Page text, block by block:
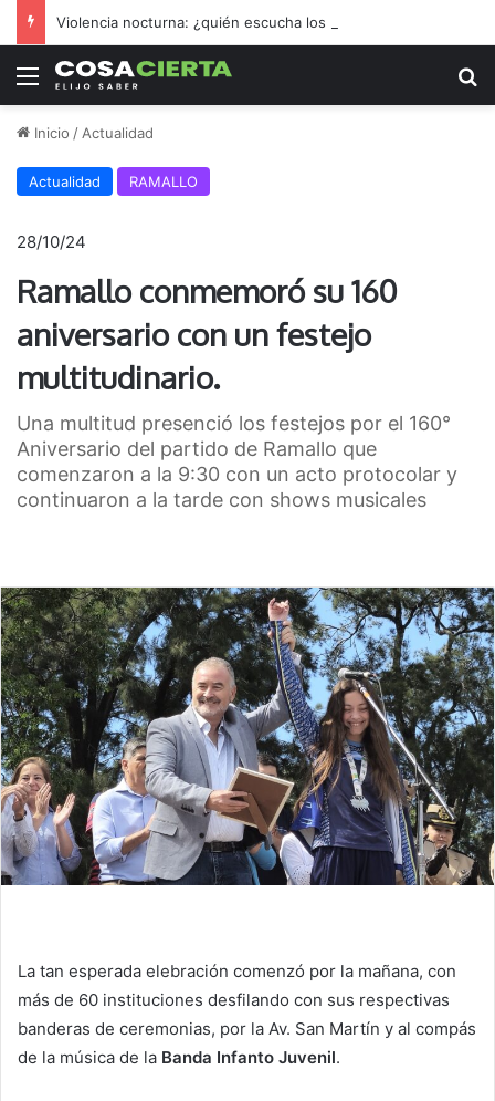
Menú
Inicio / Actualidad
Actualidad RAMALLO
28/10/24
Ramallo conmemoró su 160
aniversario con un festejo
multitudinario.
Una multitud presenció los festejos por el 160°
Aniversario del partido de Ramallo que
comenzaron a la 9:30 con un acto protocolar y
continuaron a la tarde con shows musicales
La tan esperada elebración comenzó por la mañana, con
más de 60 instituciones desfilando con sus respectivas
banderas de ceremonias, por la Av. San Martín y al compás
de la música de la Banda Infanto Juvenil.